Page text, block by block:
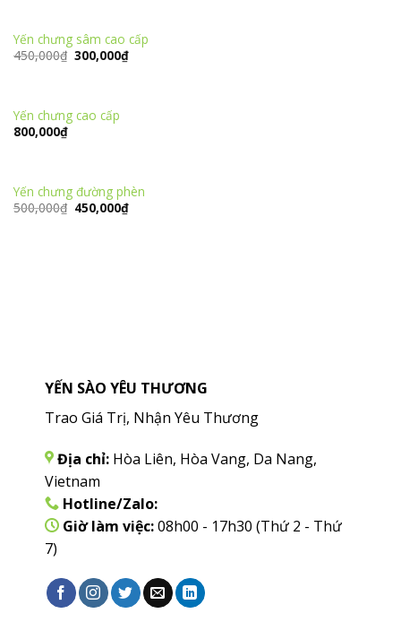
Yến chưng sâm cao cấp
450,000₫ Giá
300,000₫Giá
hiện
Yến chưng cao cấp
800,000₫
Yến chưng đường phèn
500,000₫ Giá
gốc
450,000₫Giá
hiện
YẾN SÀO YÊU THƯƠNG
Trao Giá Trị, Nhận Yêu Thương
Địa chỉ: Hòa Liên, Hòa Vang, Da Nang,
Vietnam
Hotline/Zalo:
Giờ làm việc:08h00 - 17h30 (Thứ 2 - Thứ
7)